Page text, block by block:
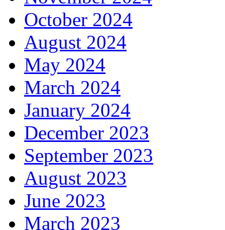
October 2024
August 2024
May 2024
March 2024
January 2024
December 2023
September 2023
August 2023
June 2023
March 2023